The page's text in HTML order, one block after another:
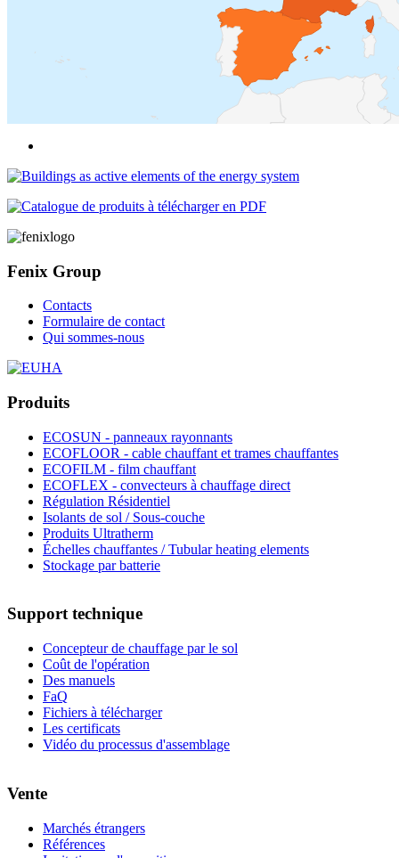
Fenix Group
Contacts
Formulaire de contact
Qui sommes-nous
Produits
ECOSUN - panneaux rayonnants
ECOFLOOR - cable chauffant et trames chauffantes
ECOFILM - film chauffant
ECOFLEX - convecteurs à chauffage direct
Régulation Résidentiel
Isolants de sol / Sous-couche
Produits Ultratherm
Échelles chauffantes / Tubular heating elements
Stockage par batterie
Support technique
Concepteur de chauffage par le sol
Coût de l'opération
Des manuels
FaQ
Fichiers à télécharger
Les certificats
Vidéo du processus d'assemblage
Vente
Marchés étrangers
Références